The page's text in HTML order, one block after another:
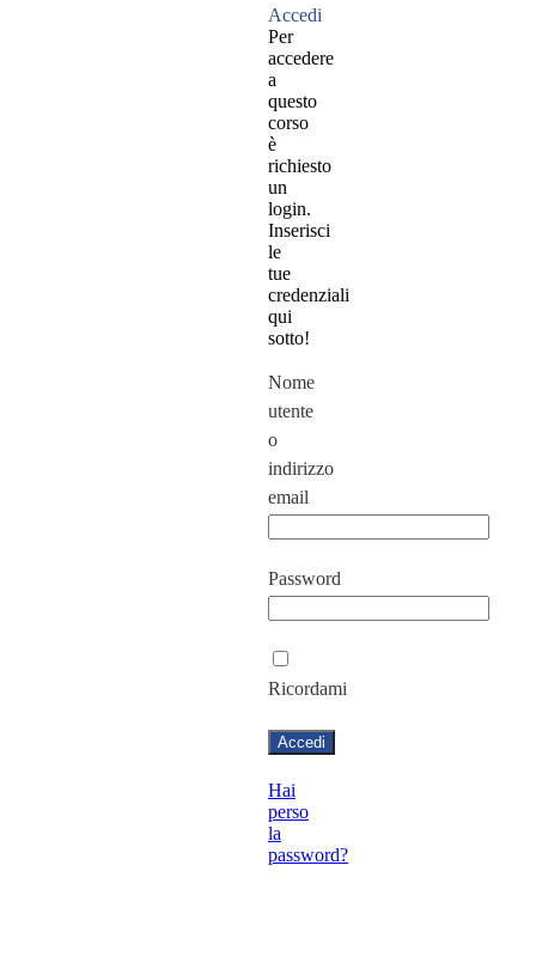
Accedi
Per
accedere
a
questo
corso
è
richiesto
un
login.
Inserisci
le
tue
credenziali
qui
sotto!
Nome
utente
o
indirizzo
email
Password
Ricordami
Hai
perso
la
password?